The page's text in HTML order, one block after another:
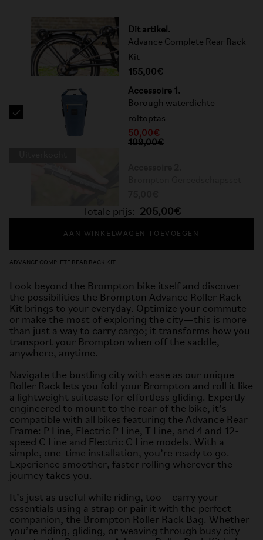
Dit artikel.
Advance Complete Rear Rack
Kit
155,00€
Accessoire 1.
Borough waterdichte
roltoptas
50,00€
109,00€
Totale prijs: 205,00€
AAN WINKELWAGEN TOEVOEGEN
ADVANCE COMPLETE REAR RACK KIT
Look beyond the Brompton bike itself and discover
the possibilities the Brompton Advance Roller Rack
Kit brings to your everyday. Optimize your commute
or make the most of exploring the city—this is more
than just a way to carry cargo; it transforms how you
transport your Brompton when off the saddle,
anywhere, anytime.
Navigate the bustling city with ease as our unique
Roller Rack lets you fold your Brompton and roll it like
a lightweight suitcase for effortless gliding. Expertly
engineered to mount to the rear of the bike, it’s
compatible with all bikes featuring the Advance Rear
Frame: P Line, Electric P Line, T Line, and 4 and 12-
speed C Line and Electric C Line models. With a
simple, one-time installation, you’re ready to go.
Experience smoother, faster rolling wherever the
journey takes you.
It’s just as useful while riding, too—carry your
essentials using a strap or pair it with the perfect
companion, the Brompton Roller Rack Bag. Whether
you’re riding, gliding, or weaving through busy city